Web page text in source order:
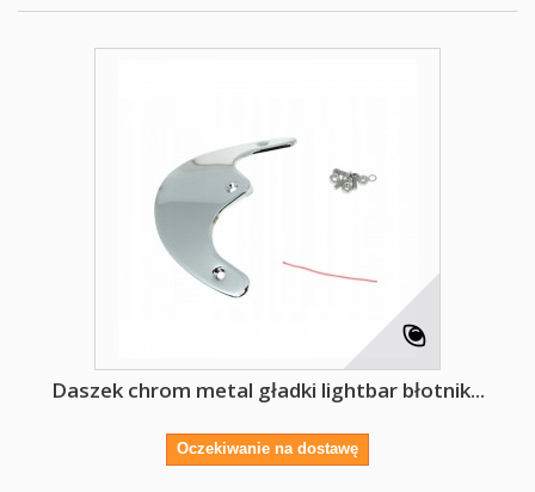
Daszek chrom metal gładki lightbar błotnik...
Oczekiwanie na dostawę